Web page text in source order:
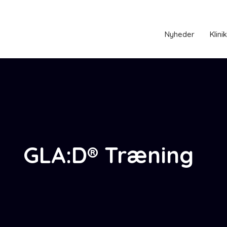
Nyheder
GLA:D® Træning